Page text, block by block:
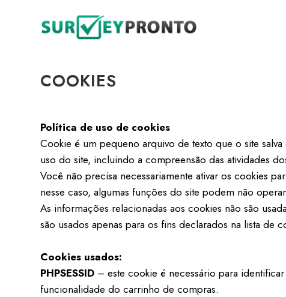
COOKIES
Política de uso de cookies
Cookie é um pequeno arquivo de texto que o site
uso do site, incluindo a compreensão das atividades
Você não precisa necessariamente ativar os cookies
nesse caso, algumas funções do site podem não
As informações relacionadas aos cookies não são
são usados apenas para os fins declarados na lista de
Cookies usados:
PHPSESSID – este cookie é necessário para
funcionalidade do carrinho de compras.